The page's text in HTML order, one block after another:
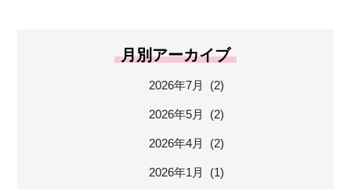
月別アーカイブ
2026年7月 (2)
2026年5月 (2)
2026年4月 (2)
2026年1月 (1)